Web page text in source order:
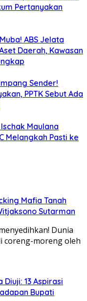
Pertanyakan
ABS Jelata
Daerah, Kawasan
Sender!
PPTK Sebut Ada
Maulana
Melangkah Pasti ke
Mafia Tanah
Sutarman
Dunia
coreng-moreng oleh
13 Aspirasi
Bupati